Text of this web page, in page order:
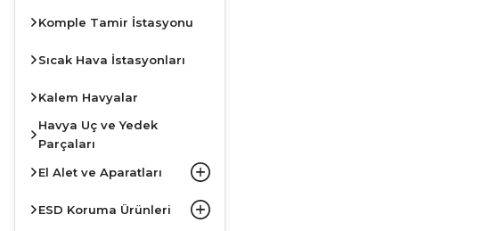
Komple Tamir İstasyonu
Sıcak Hava İstasyonları
Kalem Havyalar
Havya Uç ve Yedek
Parçaları
El Alet ve Aparatları
ESD Koruma Ürünleri